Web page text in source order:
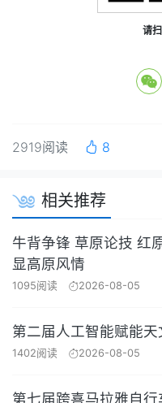
请
2919阅读 8
相关推荐
牛背争锋 草原论技 红
显高原风情
1095阅读 2026-08-05
第二届人工智能赋能
1402阅读 2026-08-05
第七届跨喜马拉雅自